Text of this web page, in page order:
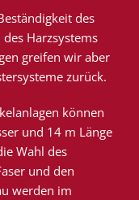
des
Harzsystems
greifen wir aber
zurück.
können
und 14 m Länge
Wahl des
und den
werden im